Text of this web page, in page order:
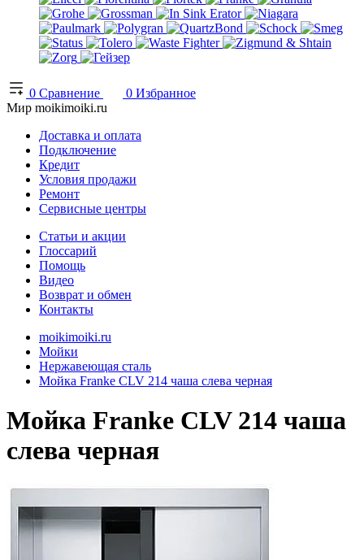
0 Сравнение 0 Избранное
Мир moikimoiki.ru
Доставка и оплата
Подключение
Кредит
Условия продажи
Ремонт
Сервисные центры
Статьи и акции
Глоссарий
Помощь
Видео
Возврат и обмен
Контакты
moikimoiki.ru
Мойки
Нержавеющая сталь
Мойка Franke CLV 214 чаша слева черная
Мойка Franke CLV 214 чаша
слева черная